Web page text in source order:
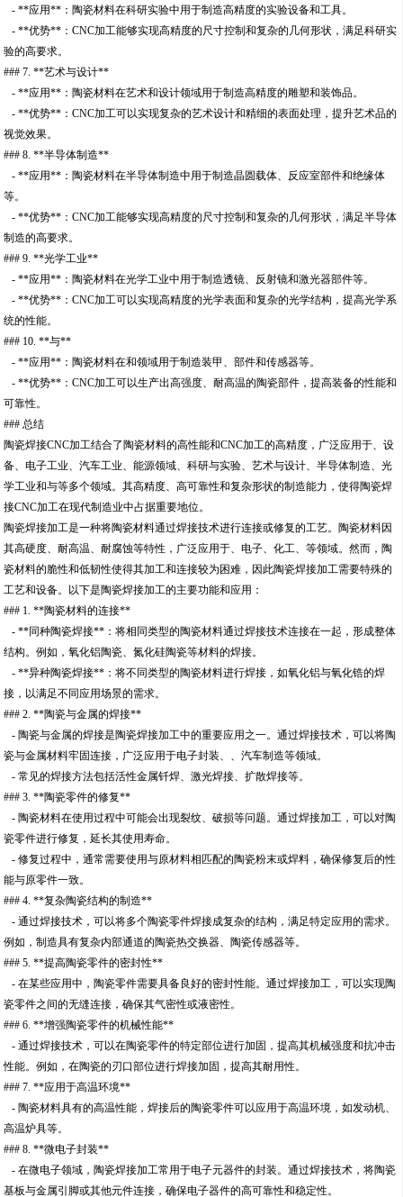
- **应用**：陶瓷材料在科研实验中用于制造高精度的实验设备和工具。
- **优势**：CNC加工能够实现高精度的尺寸控制和复杂的几何形状，满足科研实
验的高要求。
### 7. **艺术与设计**
- **应用**：陶瓷材料在艺术和设计领域用于制造高精度的雕塑和装饰品。
- **优势**：CNC加工可以实现复杂的艺术设计和精细的表面处理，提升艺术品的
视觉效果。
### 8. **半导体制造**
- **应用**：陶瓷材料在半导体制造中用于制造晶圆载体、反应室部件和绝缘体
等。
- **优势**：CNC加工能够实现高精度的尺寸控制和复杂的几何形状，满足半导体
制造的高要求。
### 9. **光学工业**
- **应用**：陶瓷材料在光学工业中用于制造透镜、反射镜和激光器部件等。
- **优势**：CNC加工可以实现高精度的光学表面和复杂的光学结构，提高光学系
统的性能。
### 10. **与**
- **应用**：陶瓷材料在和领域用于制造装甲、部件和传感器等。
- **优势**：CNC加工可以生产出高强度、耐高温的陶瓷部件，提高装备的性能和
可靠性。
### 总结
陶瓷焊接CNC加工结合了陶瓷材料的高性能和CNC加工的高精度，广泛应用于、设
备、电子工业、汽车工业、能源领域、科研与实验、艺术与设计、半导体制造、光
学工业和与等多个领域。其高精度、高可靠性和复杂形状的制造能力，使得陶瓷焊
接CNC加工在现代制造业中占据重要地位。
陶瓷焊接加工是一种将陶瓷材料通过焊接技术进行连接或修复的工艺。陶瓷材料因
其高硬度、耐高温、耐腐蚀等特性，广泛应用于、电子、化工、等领域。然而，陶
瓷材料的脆性和低韧性使得其加工和连接较为困难，因此陶瓷焊接加工需要特殊的
工艺和设备。以下是陶瓷焊接加工的主要功能和应用：
### 1. **陶瓷材料的连接**
- **同种陶瓷焊接**：将相同类型的陶瓷材料通过焊接技术连接在一起，形成整体
结构。例如，氧化铝陶瓷、氮化硅陶瓷等材料的焊接。
- **异种陶瓷焊接**：将不同类型的陶瓷材料进行焊接，如氧化铝与氧化锆的焊
接，以满足不同应用场景的需求。
### 2. **陶瓷与金属的焊接**
- 陶瓷与金属的焊接是陶瓷焊接加工中的重要应用之一。通过焊接技术，可以将陶
瓷与金属材料牢固连接，广泛应用于电子封装、、汽车制造等领域。
- 常见的焊接方法包括活性金属钎焊、激光焊接、扩散焊接等。
### 3. **陶瓷零件的修复**
- 陶瓷材料在使用过程中可能会出现裂纹、破损等问题。通过焊接加工，可以对陶
瓷零件进行修复，延长其使用寿命。
- 修复过程中，通常需要使用与原材料相匹配的陶瓷粉末或焊料，确保修复后的性
能与原零件一致。
### 4. **复杂陶瓷结构的制造**
- 通过焊接技术，可以将多个陶瓷零件焊接成复杂的结构，满足特定应用的需求。
例如，制造具有复杂内部通道的陶瓷热交换器、陶瓷传感器等。
### 5. **提高陶瓷零件的密封性**
- 在某些应用中，陶瓷零件需要具备良好的密封性能。通过焊接加工，可以实现陶
瓷零件之间的无缝连接，确保其气密性或液密性。
### 6. **增强陶瓷零件的机械性能**
- 通过焊接技术，可以在陶瓷零件的特定部位进行加固，提高其机械强度和抗冲击
性能。例如，在陶瓷的刃口部位进行焊接加固，提高其耐用性。
### 7. **应用于高温环境**
- 陶瓷材料具有的高温性能，焊接后的陶瓷零件可以应用于高温环境，如发动机、
高温炉具等。
### 8. **微电子封装**
- 在微电子领域，陶瓷焊接加工常用于电子元器件的封装。通过焊接技术，将陶瓷
基板与金属引脚或其他元件连接，确保电子器件的高可靠性和稳定性。